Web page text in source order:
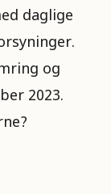
daglige
og
2023.